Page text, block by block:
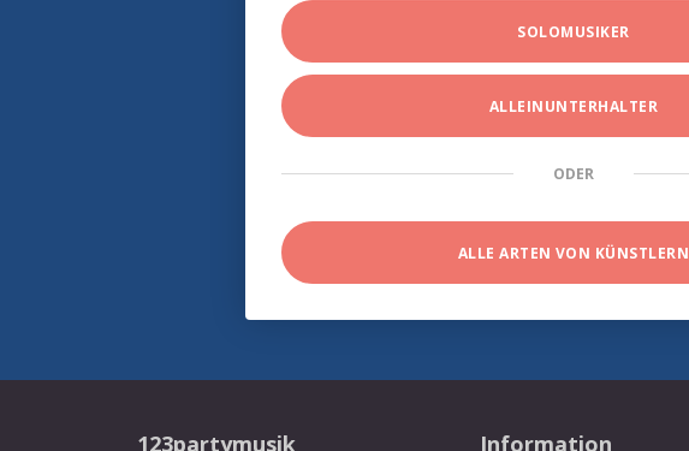
SOLOMUSIKER
ALLEINUNTERHALTER
ODER
ALLE ARTEN VON KÜNSTLERN
123partymusik Information